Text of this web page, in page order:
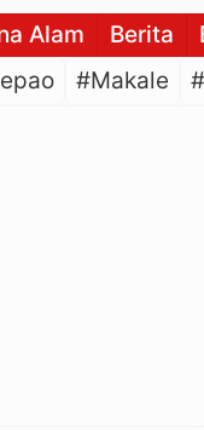
Alam Berita
#Makale